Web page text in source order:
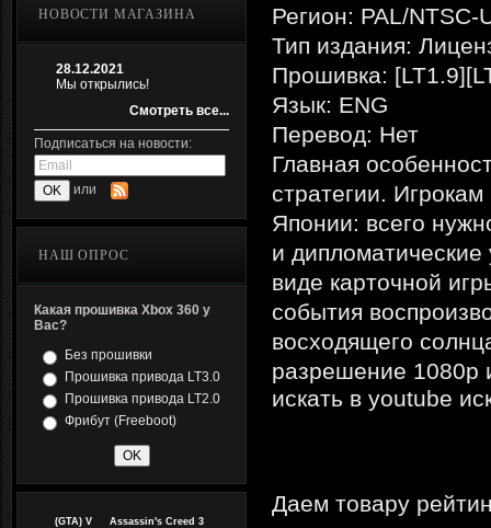
НОВОСТИ МАГАЗИНА
28.12.2021
Мы открылись!
Смотреть все...
Подписаться на новости:
или
НАШ ОПРОС
Какая прошивка Xbox 360 у
Вас?
Без прошивки
Прошивка привода LT3.0
Прошивка привода LT2.0
Фрибут (Freeboot)
(GTA) V
Assassin's Creed 3
Регион: PAL/NTSC-
Тип издания:
Прошивка:
Язык: ENG
Перевод: Нет
Главная
стратегии.
Японии: всего
и дипломатические
виде карточной
события
восходящего
разрешение 1080p
искать в youtube
Даем товару